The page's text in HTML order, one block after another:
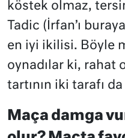
köstek olmaz,
Tadic (İrfan’ı
en iyi ikilisi. Böyle
oynadılar ki, rahat
tartının iki tarafı da
Maça damga